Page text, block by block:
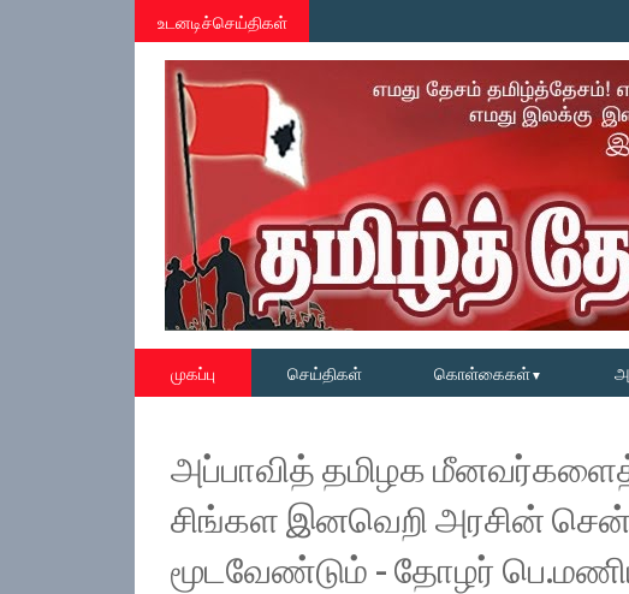
உடனடிச்செய்திகள்
முகப்பு செய்திகள் கொள்கைகள்▼
அப்பாவித் தமிழக மீனவர்களைத்
சிங்கள இனவெறி அரசின்
மூடவேண்டும் - தோழர்